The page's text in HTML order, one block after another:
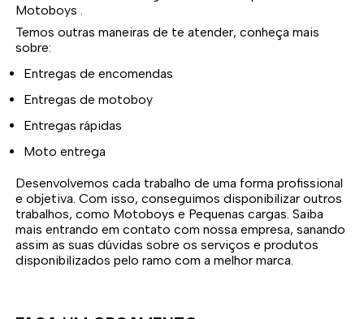
Motoboys .
Temos outras maneiras de te atender, conheça mais
sobre:
Entregas de encomendas
Entregas de motoboy
Entregas rápidas
Moto entrega
Desenvolvemos cada trabalho de uma forma profissional
e objetiva. Com isso, conseguimos disponibilizar outros
trabalhos, como Motoboys e Pequenas cargas. Saiba
mais entrando em contato com nossa empresa, sanando
assim as suas dúvidas sobre os serviços e produtos
disponibilizados pelo ramo com a melhor marca.